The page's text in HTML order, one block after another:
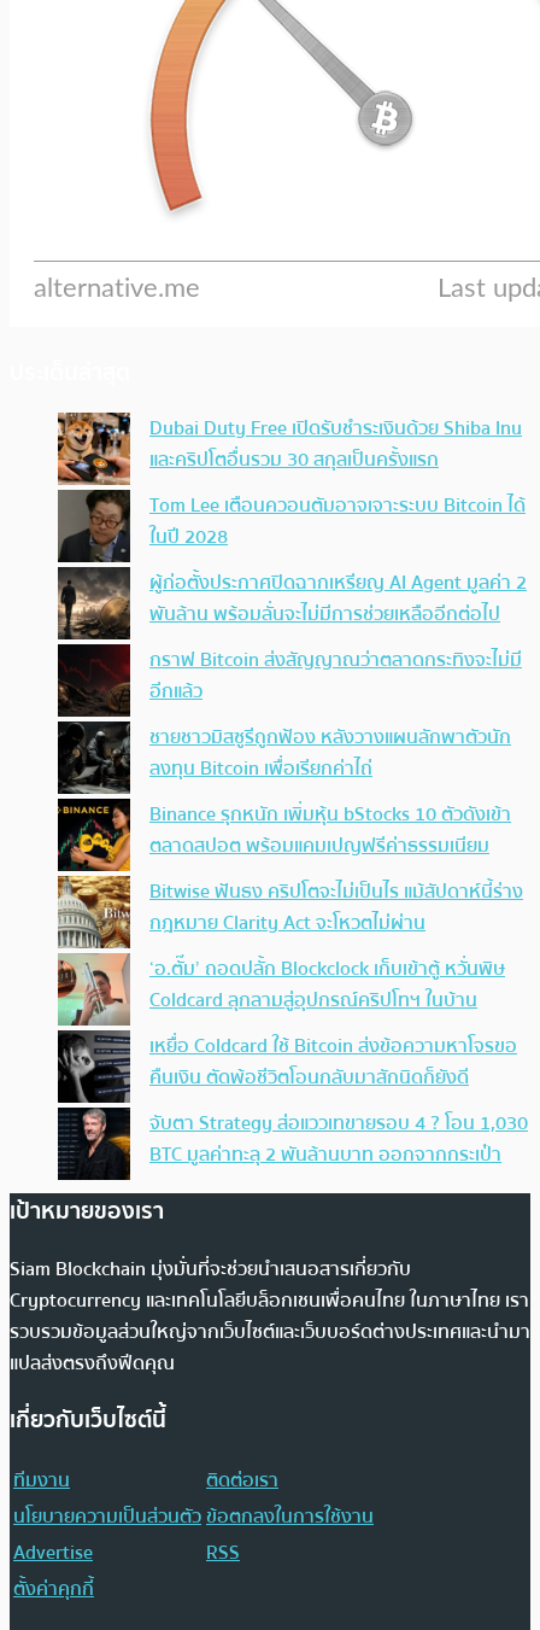
Dubai Duty Free เปิดรับชำระเงินด้วย Shiba Inu
และคริปโตอื่นรวม 30 สกุลเป็นครั้งแรก
Tom Lee เตือนควอนตัมอาจเจาะระบบ Bitcoin ได้
ในปี 2028
ผู้ก่อตั้งประกาศปิดฉากเหรียญ AI Agent มูลค่า 2
พันล้าน พร้อมลั่นจะไม่มีการช่วยเหลืออีกต่อไป
กราฟ Bitcoin ส่งสัญญาณว่าตลาดกระทิงจะไม่มี
อีกแล้ว
ชายชาวมิสซูรีถูกฟ้อง หลังวางแผนลักพาตัวนัก
ลงทุน Bitcoin เพื่อเรียกค่าไถ่
Binance รุกหนัก เพิ่มหุ้น bStocks 10 ตัวดังเข้า
ตลาดสปอต พร้อมแคมเปญฟรีค่าธรรมเนียม
Bitwise ฟันธง คริปโตจะไม่เป็นไร แม้สัปดาห์นี้ร่าง
กฎหมาย Clarity Act จะโหวตไม่ผ่าน
‘อ.ตั๊ม’ ถอดปลั้ก Blockclock เก็บเข้าตู้ หวั่นพิษ
Coldcard ลุกลามสู่อุปกรณ์คริปโทฯ ในบ้าน
เหยื่อ Coldcard ใช้ Bitcoin ส่งข้อความหาโจรขอ
คืนเงิน ตัดพ้อชีวิตโอนกลับมาสักนิดก็ยังดี
จับตา Strategy ส่อแววเทขายรอบ 4 ? โอน 1,030
BTC มูลค่าทะลุ 2 พันล้านบาท ออกจากกระเป๋า
เป้าหมายของเรา
Siam Blockchain มุ่งมั่นที่จะช่วยนำเสนอสารเกี่ยวกับ
Cryptocurrency และเทคโนโลยีบล็อกเชนเพื่อคนไทย ในภาษาไทย เรา
รวบรวมข้อมูลส่วนใหญ่จากเว็บไซต์และเว็บบอร์ดต่างประเทศและนำมา
แปลส่งตรงถึงฟีดคุณ
เกี่ยวกับเว็บไซต์นี้
ทีมงาน
ติดต่อเรา
นโยบายความเป็นส่วนตัวข้อตกลงในการใช้งาน
Advertise
RSS
ตั้งค่าคุกกี้